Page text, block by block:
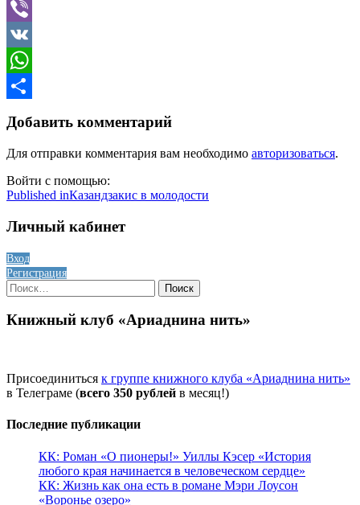
Telegram
Viber
VK
WhatsApp
Добавить комментарий
Для отправки комментария вам необходимо авторизоваться.
Войти с помощью:
Навигация
по
Published inКазандзакис в молодости
Личный кабинет
Вход
Регистрация
Найти:
Книжный клуб «Ариаднина нить»
Присоединиться к группе книжного клуба «Ариаднина нить»
в Телеграме (всего 350 рублей в месяц!)
Последние публикации
КК: Роман «О пионеры!» Уиллы Кэсер «История
любого края начинается в человеческом сердце»
КК: Жизнь как она есть в романе Мэри Лоусон
«Воронье озеро»